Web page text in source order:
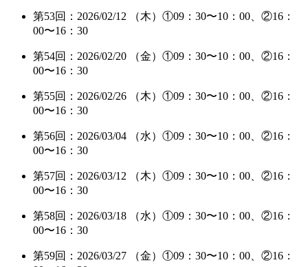
第53回：2026/02/12 （木）①09：30〜10：00、②16：
00〜16：30
第54回：2026/02/20 （金）①09：30〜10：00、②16：
00〜16：30
第55回：2026/02/26 （木）①09：30〜10：00、②16：
00〜16：30
第56回：2026/03/04 （水）①09：30〜10：00、②16：
00〜16：30
第57回：2026/03/12 （木）①09：30〜10：00、②16：
00〜16：30
第58回：2026/03/18 （水）①09：30〜10：00、②16：
00〜16：30
第59回：2026/03/27 （金）①09：30〜10：00、②16：